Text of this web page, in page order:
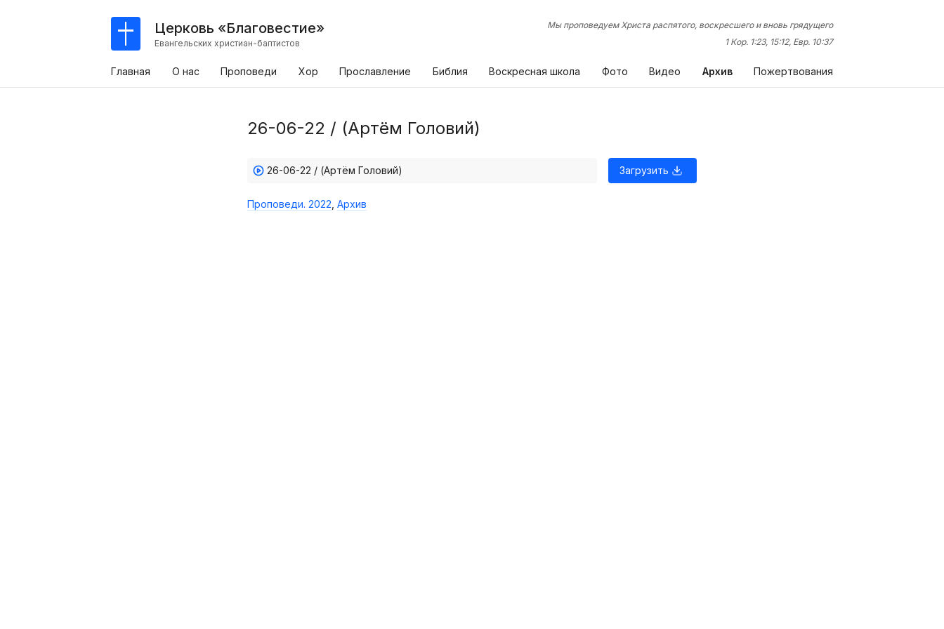
Церковь «Благовестие»
Евангельских христиан-баптистов
Мы проповедуем Христа распятого, воскресшего и вновь грядущего
1 Кор. 1:23, 15:12, Евр. 10:37
Главная О нас Проповеди Хор Прославление Библия Воскресная школа Фото Видео Архив Пожертвования
26-06-22 / (Артём Головий)
Загрузить
26-06-22 / (Артём Головий)
Проповеди. 2022 Архив